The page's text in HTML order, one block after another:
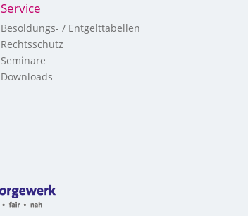
Service
Besoldungs- / Entgelttabellen
Rechtsschutz
Seminare
Downloads